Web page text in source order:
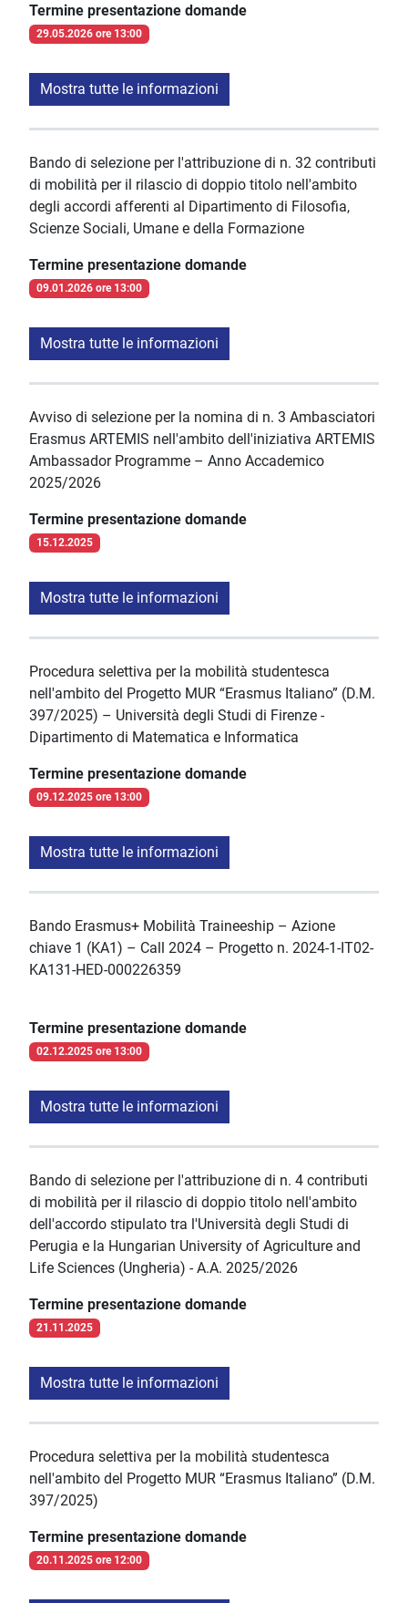
Termine presentazione domande
29.05.2026 ore 13:00
Mostra tutte le informazioni
Bando di selezione per l'attribuzione di n. 32 contributi
di mobilità per il rilascio di doppio titolo nell'ambito
degli accordi afferenti al Dipartimento di Filosofia,
Scienze Sociali, Umane e della Formazione
Termine presentazione domande
09.01.2026 ore 13:00
Mostra tutte le informazioni
Avviso di selezione per la nomina di n. 3 Ambasciatori
Erasmus ARTEMIS nell'ambito dell'iniziativa ARTEMIS
Ambassador Programme – Anno Accademico
2025/2026
Termine presentazione domande
15.12.2025
Mostra tutte le informazioni
Procedura selettiva per la mobilità studentesca
nell'ambito del Progetto MUR “Erasmus Italiano” (D.M.
397/2025) – Università degli Studi di Firenze -
Dipartimento di Matematica e Informatica
Termine presentazione domande
09.12.2025 ore 13:00
Mostra tutte le informazioni
Bando Erasmus+ Mobilità Traineeship – Azione
chiave 1 (KA1) – Call 2024 – Progetto n. 2024-1-IT02-
KA131-HED-000226359
Termine presentazione domande
02.12.2025 ore 13:00
Mostra tutte le informazioni
Bando di selezione per l'attribuzione di n. 4 contributi
di mobilità per il rilascio di doppio titolo nell'ambito
dell'accordo stipulato tra l'Università degli Studi di
Perugia e la Hungarian University of Agriculture and
Life Sciences (Ungheria) - A.A. 2025/2026
Termine presentazione domande
21.11.2025
Mostra tutte le informazioni
Procedura selettiva per la mobilità studentesca
nell'ambito del Progetto MUR “Erasmus Italiano” (D.M.
397/2025)
Termine presentazione domande
20.11.2025 ore 12:00